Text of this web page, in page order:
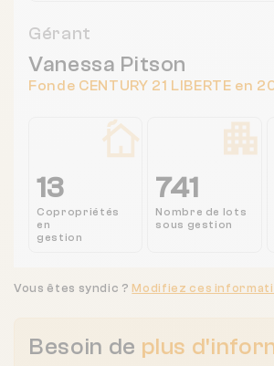
Gérant
Vanessa Pitson
Fonde CENTURY 21 LIBERTE en
13
Copropriétés
en
gestion
741
Nombre de lots
sous gestion
Besoin de plus
Vous êtes syndic ? Modifiez ces